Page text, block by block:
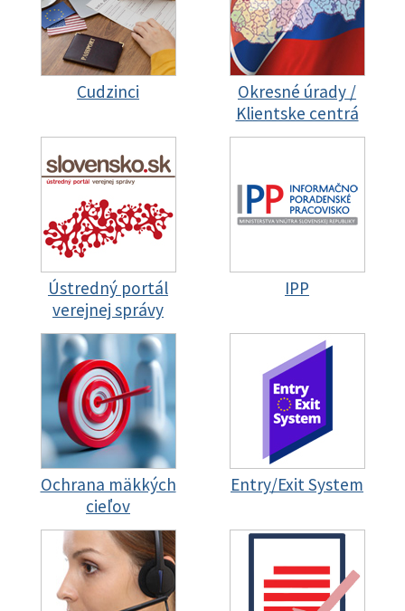
Cudzinci
Okresné úrady /
Klientske centrá
Ústredný portál
verejnej správy
IPP
Ochrana mäkkých
cieľov
Entry/Exit System